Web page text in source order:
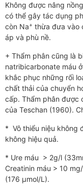
Không được nâng
có thể gây tác dụng
còn Na+ thừa đưa vào
áp và phù nề.
+ Thẩm phân cũng là
natribicarbonate máu
khắc phục những rối
chất thải của chuyển
cấp. Thẩm phân được
của Teschan (1960).
* Vô thiểu niệu không
không hiệu quả.
* Ure máu > 2g/l
Creatinin máu > 10
(176 μmol/L).